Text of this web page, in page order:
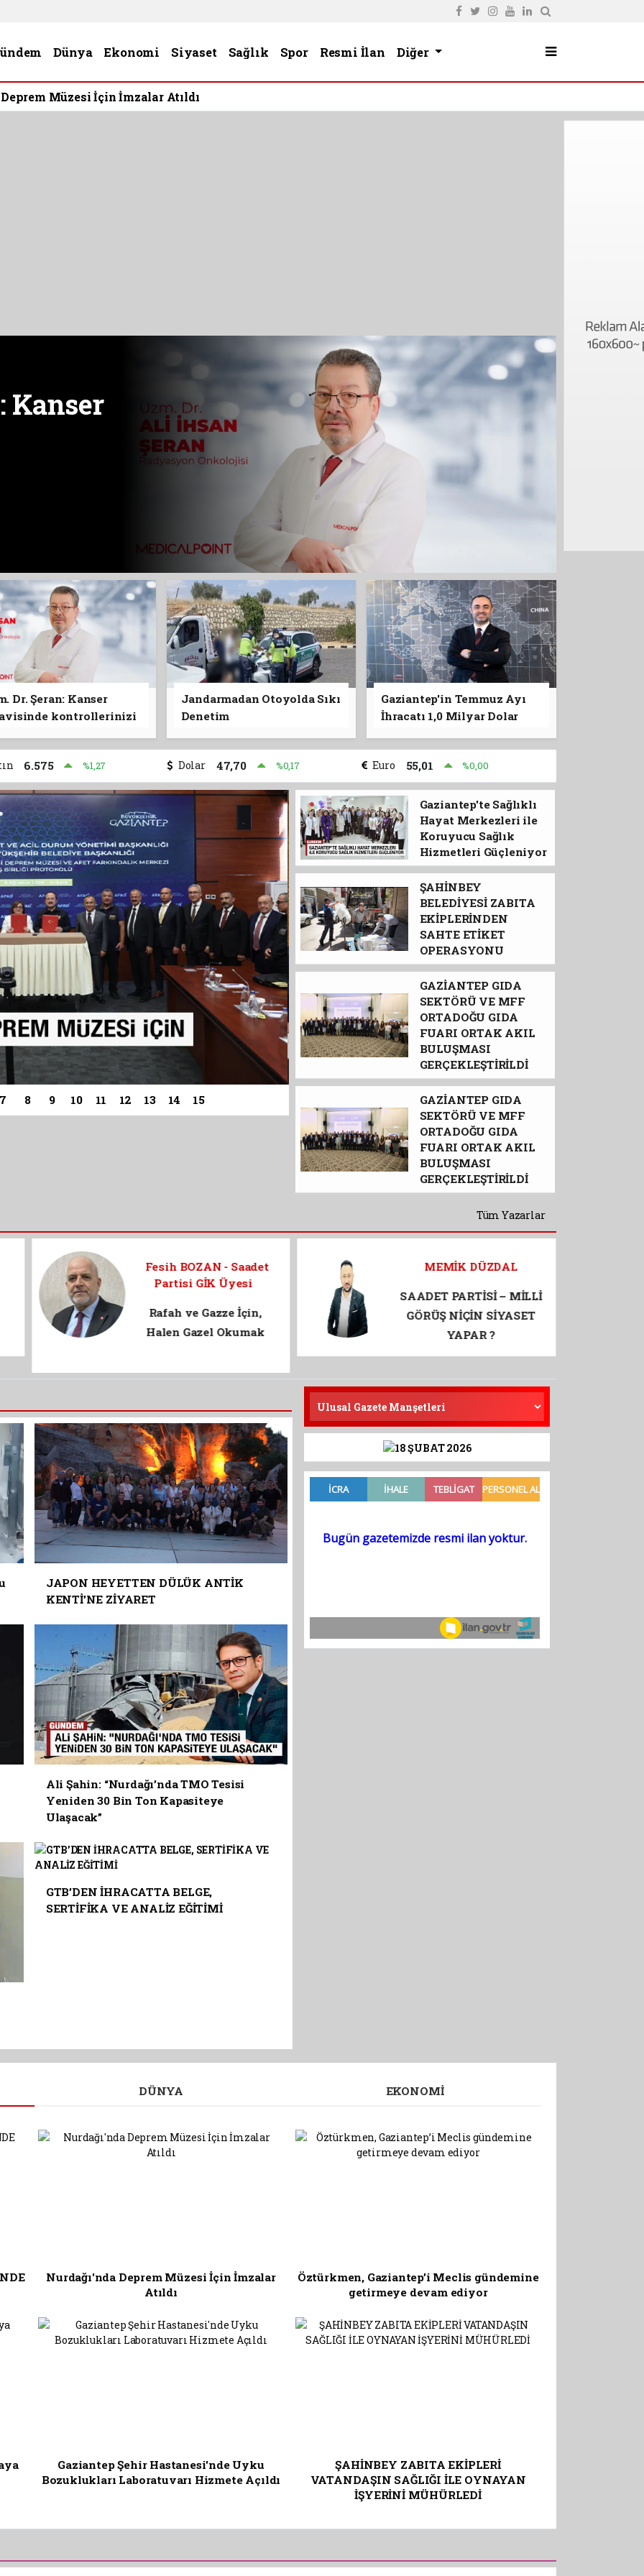
Dünya Ekonomi Siyaset Sağlık Spor Resmi İlan Diğer
Meclis gündemine getirmeye devam ediyor
Kanser
Ayı
Dolar
Dr. Şeran: Kanser
kontrollerinizi
Jandarmadan Otoyolda Sıkı
Denetim
Gaziantep'in Temmuz Ayı
İhracatı 1,0 Milyar Dolar
6.575 %1,27 Dolar 47,70 %0,17 Euro 55,01 %0,00
Masaya Yatırıldı Gaziantep’te zehir tacirlerine dev
7 8 9 10 11 12 13 14 15
Gaziantep'te Sağlıklı
Hayat Merkezleri ile
Koruyucu Sağlık
Hizmetleri Güçleniyor
ŞAHİNBEY
BELEDİYESİ ZABITA
EKİPLERİNDEN
SAHTE ETİKET
OPERASYONU
GAZİANTEP GIDA
SEKTÖRÜ VE MFF
ORTADOĞU GIDA
FUARI ORTAK AKIL
BULUŞMASI
GERÇEKLEŞTİRİLDİ
GAZİANTEP GIDA
SEKTÖRÜ VE MFF
ORTADOĞU GIDA
FUARI ORTAK AKIL
BULUŞMASI
GERÇEKLEŞTİRİLDİ
Tüm Yazarlar
MEMİK DÜZDAL
GÖRÜŞ NİÇİN SİYASET
YAPAR ?
Ahmet Fazıl UĞUR
Eskiden söz senetti
JAPON HEYETTEN DÜLÜK ANTİK
KENTİ’NE ZİYARET
Ali Şahin: “Nurdağı’nda TMO Tesisi
Yeniden 30 Bin Ton Kapasiteye
Ulaşacak”
GTB’DEN İHRACATTA BELGE,
SERTİFİKA VE ANALİZ EĞİTİMİ
DÜNYA EKONOMI
Nurdağı'nda Deprem Müzesi İçin İmzalar
Atıldı
Öztürkmen, Gaziantep’i Meclis gündemine
getirmeye devam ediyor
Gaziantep Şehir Hastanesi'nde Uyku
Bozuklukları Laboratuvarı Hizmete Açıldı
ŞAHİNBEY ZABITA EKİPLERİ
VATANDAŞIN SAĞLIĞI İLE OYNAYAN
İŞYERİNİ MÜHÜRLEDİ